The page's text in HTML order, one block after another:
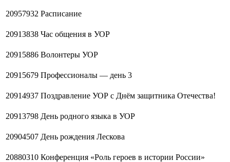
20957932 Расписание
20913838 Час общения в УОР
20915886 Волонтеры УОР
20915679 Профессионалы — день 3
20914937 Поздравление УОР с Днём защитника Отечества!
20913798 День родного языка в УОР
20904507 День рождения Лескова
20880310 Конференция «Роль героев в истории России»